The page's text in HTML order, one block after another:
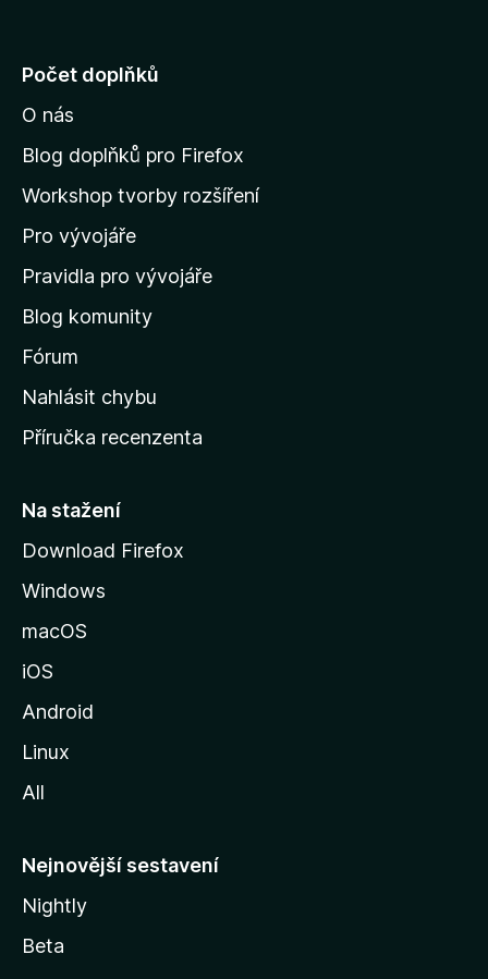
j
t
n
d
o
m
v
s
k
u
t
á
n
M
o
l
y
Počet doplňků
O nás
Blog doplňků pro Firefox
Workshop tvorby rozšíření
Pro vývojáře
Pravidla pro vývojáře
Blog komunity
Fórum
Nahlásit chybu
Příručka recenzenta
Na stažení
Download Firefox
Windows
macOS
iOS
Android
Linux
All
Nejnovější sestavení
Nightly
Beta